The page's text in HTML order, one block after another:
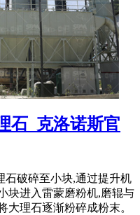
石_克洛诺斯官
石破碎至小块,通过提升机
块进入雷蒙磨粉机,磨辊与
大理石逐渐粉碎成粉末。